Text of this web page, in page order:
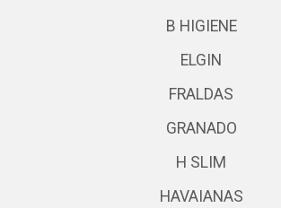
B HIGIENE
ELGIN
FRALDAS
GRANADO
H SLIM
HAVAIANAS